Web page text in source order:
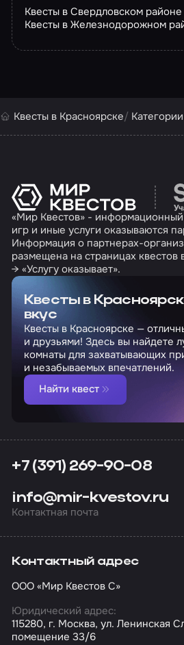
Квесты в Свердловском районе
Квесты в Железнодорожном
Квесты в Красноярске
«Мир Квестов» -
игр и иные услуги оказываются
Информация о партнерах-
размещена на страницах квестов
→ «Услугу оказывает».
Квесты в
вкус
Квесты в Красноярске —
и друзьями! Здесь вы найдете
комнаты для захватывающих
и незабываемых впечатлений.
Найти квест
+7 (391) 269-90-08
info@mir-kvestov.ru
Контактная почта
Контактный адрес
ООО «Мир Квестов С»
Юридический адрес:
115280, г. Москва, ул. Ленинская
помещение 33/6